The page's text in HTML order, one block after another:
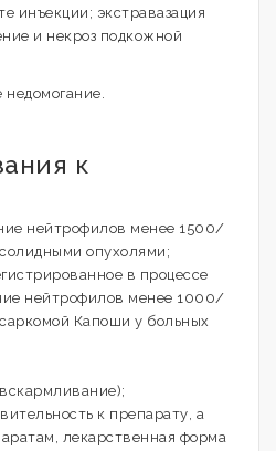
инъекции; экстравазация
и некроз подкожной
к
нейтрофилов менее 1500/
опухолями;
в процессе
нейтрофилов менее 1000/
Капоши у больных
к препарату, а
лекарственная форма